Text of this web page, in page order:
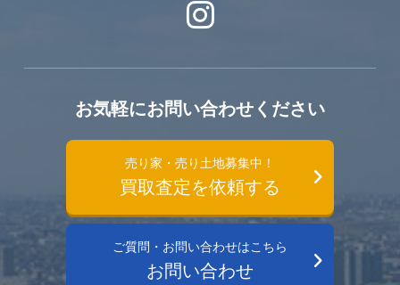
お気軽にお問い合わせください
売り家・売り土地募集中！
買取査定を依頼する
ご質問・お問い合わせはこちら
お問い合わせ